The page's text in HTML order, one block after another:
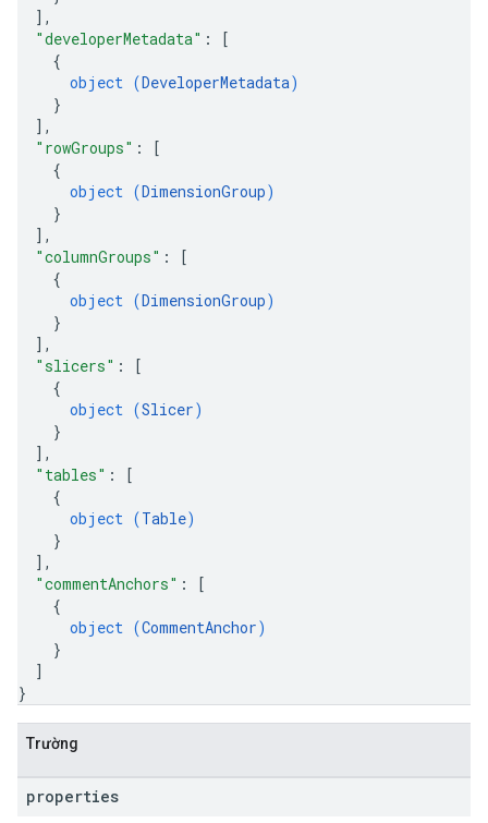
] ,
"developerMetadata" :
[
{
object (DeveloperMetadata)
}
] ,
"rowGroups" :
[
{
object (DimensionGroup)
}
] ,
"columnGroups" :
[
{
object (DimensionGroup)
}
] ,
"slicers" :
[
{
object (Slicer)
}
] ,
"tables" :
[
{
object (Table)
}
] ,
"commentAnchors" :
[
{
object (CommentAnchor)
}
]
}
Trường
properties